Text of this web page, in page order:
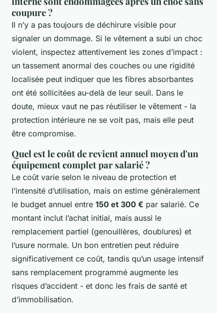
coupure ?
Il n’y a pas toujours de déchirure visible pour
signaler un dommage. Si le vêtement a subi un choc
violent, inspectez attentivement les zones d’impact :
un tassement anormal des couches ou une rigidité
localisée peut indiquer que les fibres absorbantes
ont été sollicitées au-delà de leur seuil. Dans le
doute, mieux vaut ne pas réutiliser le vêtement - la
protection intérieure ne se voit pas, mais elle peut
être compromise.
Quel est le coût de revient annuel moyen d'un
équipement complet par salarié ?
Le coût varie selon le niveau de protection et
l’intensité d’utilisation, mais on estime généralement
le budget annuel entre 150 et 300 € par salarié. Ce
montant inclut l’achat initial, mais aussi le
remplacement partiel (genouillères, doublures) et
l’usure normale. Un bon entretien peut réduire
significativement ce coût, tandis qu’un usage intensif
sans remplacement programmé augmente les
risques d’accident - et donc les frais de santé et
d’immobilisation.